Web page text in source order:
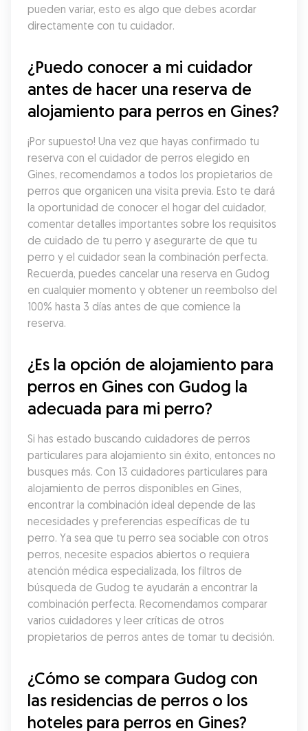
pueden variar, esto es algo que debes acordar
directamente con tu cuidador.
¿Puedo conocer a mi cuidador
antes de hacer una reserva de
alojamiento para perros en Gines?
¡Por supuesto! Una vez que hayas confirmado tu
reserva con el cuidador de perros elegido en
Gines, recomendamos a todos los propietarios de
perros que organicen una visita previa. Esto te dará
la oportunidad de conocer el hogar del cuidador,
comentar detalles importantes sobre los requisitos
de cuidado de tu perro y asegurarte de que tu
perro y el cuidador sean la combinación perfecta.
Recuerda, puedes cancelar una reserva en Gudog
en cualquier momento y obtener un reembolso del
100% hasta 3 días antes de que comience la
reserva.
¿Es la opción de alojamiento para
perros en Gines con Gudog la
adecuada para mi perro?
Si has estado buscando cuidadores de perros
particulares para alojamiento sin éxito, entonces no
busques más. Con 13 cuidadores particulares para
alojamiento de perros disponibles en Gines,
encontrar la combinación ideal depende de las
necesidades y preferencias específicas de tu
perro. Ya sea que tu perro sea sociable con otros
perros, necesite espacios abiertos o requiera
atención médica especializada, los filtros de
búsqueda de Gudog te ayudarán a encontrar la
combinación perfecta. Recomendamos comparar
varios cuidadores y leer críticas de otros
propietarios de perros antes de tomar tu decisión.
¿Cómo se compara Gudog con
las residencias de perros o los
hoteles para perros en Gines?